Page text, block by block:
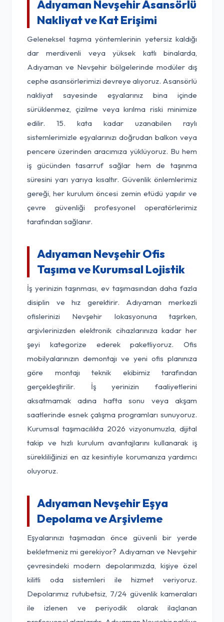
Adıyaman Nevşehir Asansörlü
Nakliyat ve Kat Erişimi
Geleneksel taşıma yöntemlerinin yetersiz kaldığı
dar merdivenli veya yüksek katlı binalarda,
Adıyaman ve Nevşehir bölgelerinde modüler dış
cephe asansörlerimizi devreye alıyoruz. Asansörlü
nakliyat sayesinde eşyalarınız bina içinde
sürüklenmez, çizilme veya kırılma riski minimize
edilir. 15. kata kadar uzanabilen raylı
sistemlerimizle eşyalarınızı doğrudan balkon veya
pencere üzerinden aracımıza yüklüyoruz. Bu hem
iş gücünden tasarruf sağlar hem de taşınma
süresini yarı yarıya kısaltır. Güvenlik önlemlerimiz
gereği, her kurulum öncesi zemin etüdü yapılır ve
çevre güvenliği profesyonel operatörlerimiz
tarafından sağlanır.
Adıyaman Nevşehir Ofis
Taşıma ve Kurumsal Lojistik
İş yerinizin taşınması, ev taşımasından daha fazla
disiplin ve hız gerektirir. Adıyaman merkezli
ofislerinizi Nevşehir lokasyonuna taşırken,
arşivlerinizden elektronik cihazlarınıza kadar her
şeyi kategorize ederek paketliyoruz. Ofis
mobilyalarınızın demontajı ve yeni ofis planınıza
göre montajı teknik ekibimiz tarafından
gerçekleştirilir. İş yerinizin faaliyetlerini
aksatmamak adına hafta sonu veya akşam
saatlerinde esnek çalışma programları sunuyoruz.
Kurumsal taşımacılıkta 2026 vizyonumuzla, dijital
takip ve hızlı kurulum avantajlarını kullanarak iş
sürekliliğinizi en az kesintiyle korumanıza yardımcı
oluyoruz.
Adıyaman Nevşehir Eşya
Depolama ve Arşivleme
Eşyalarınızı taşımadan önce güvenli bir yerde
bekletmeniz mi gerekiyor? Adıyaman ve Nevşehir
çevresindeki modern depolarımızda, kişiye özel
kilitli oda sistemleri ile hizmet veriyoruz.
Depolarımız rutubetsiz, 7/24 güvenlik kameraları
ile izlenen ve periyodik olarak ilaçlanan